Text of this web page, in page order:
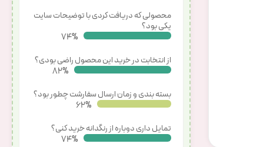
محصولی که دریافت کردی با توضیحات سایت
یکی بود؟
80%
از انتخابت در خرید این محصول راضی بودی؟
89%
بسته بندی و زمان ارسال سفارشت چطور بود؟
67%
تمایل داری دوباره از رنگدانه خرید کنی؟
80%